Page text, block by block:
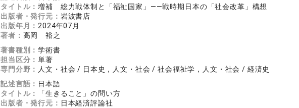
タイトル：増補 総力戦体制と「福祉国家」――戦時期日本の「社会改革」構想
出版者・発行元： 岩波書店
出版年月： 2024年07月
著者： 高岡 裕之
著書種別：学術書
担当区分：単著
専門分野： 人文・社会 / 日本史，人文・社会 / 社会福祉学，人文・社会 / 経済史
記述言語： 日本語
タイトル：
「生きること」の問い方
出版者・発行元： 日本経済評論社